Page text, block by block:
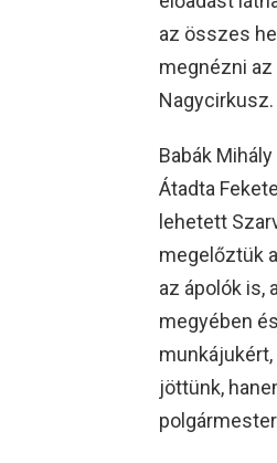
az összes
megnézni az
Nagycirkusz.
Babák
Átadta
lehetett
megelőztük
az ápolók is,
megyében
jöttünk,